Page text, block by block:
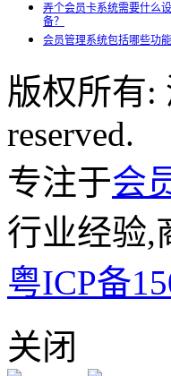
弄个会员卡系统需要什么设
备？
会员管理系统包括哪些功
版权所有:
reserved.
专注于会
行业经验,
粤ICP备
关闭